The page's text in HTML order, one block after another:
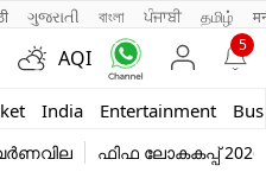
ગુજરાતી বাংলা ਪੰਜਾਬੀ தமிழ்
AQI
5
India Entertainment
ഫിഫ ലോകകപ്പ് 2026